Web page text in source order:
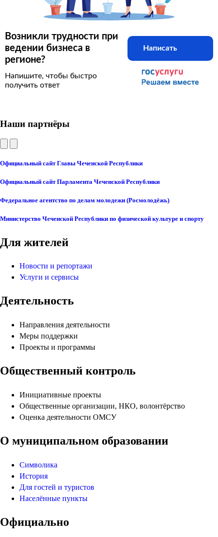
Возникли трудности при
ведении бизнеса в
регионе?
Напишите, чтобы быстро
получить ответ
Написать
Наши партнёры
Официальный сайт Главы Чеченской Республики
Официальный сайт Парламента Чеченской Республики
Федеральное агентство по делам молодежи (Росмолодёжь)
Министерство Чеченской Республики по физической культуре и спорту
Для жителей
Новости и репортажи
Услуги и сервисы
Деятельность
Направления деятельности
Меры поддержки
Проекты и программы
Общественный контроль
Инициативные проекты
Общественные организации, НКО, волонтёрство
Оценка деятельности ОМСУ
О муниципальном образовании
Символика
История
Для гостей и туристов
Населённые пункты
Официально